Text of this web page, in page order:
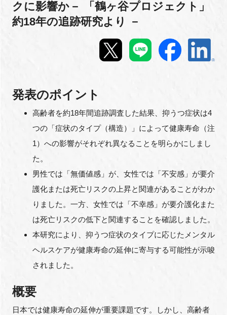
マイページ
プログラム
インタビュー・コラム
LINK-Jを知る
特別会員
施設・アクセス
イベントお知らせメール登録
クに影響か－ 「鶴ヶ谷プロジェクト」
約18年の追跡研究より －
発表のポイント
高齢者を約18年間追跡調査した結果、抑うつ症状は4
つの「症状のタイプ（構造）」によって健康寿命（注
1）への影響がそれぞれ異なることを明らかにしまし
た。
男性では「無価値感」が、女性では「不安感」が要介
護化または死亡リスクの上昇と関連があることがわか
りました。一方、女性では「不幸感」が要介護化また
は死亡リスクの低下と関連することを確認しました。
本研究により、抑うつ症状のタイプに応じたメンタル
ヘルスケアが健康寿命の延伸に寄与する可能性が示唆
されました。
概要
日本では健康寿命の延伸が重要課題です。しかし、高齢者